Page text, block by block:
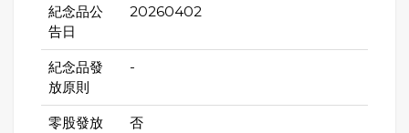
紀念品公
告日
20260402
紀念品發
放原則
-
零股發放
否